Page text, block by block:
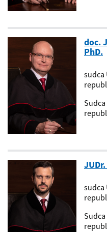
doc.
PhD.
sudca
sudca